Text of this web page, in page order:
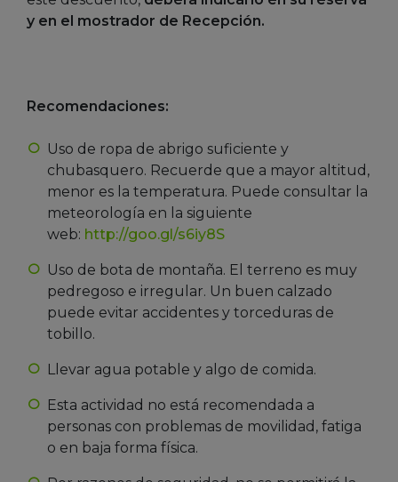
y en el mostrador de Recepción.
Recomendaciones:
Uso de ropa de abrigo suficiente y
chubasquero. Recuerde que a mayor altitud,
menor es la temperatura. Puede consultar la
meteorología en la siguiente
web: http://goo.gl/s6iy8S
Uso de bota de montaña. El terreno es muy
pedregoso e irregular. Un buen calzado
puede evitar accidentes y torceduras de
tobillo.
Llevar agua potable y algo de comida.
Esta actividad no está recomendada a
personas con problemas de movilidad, fatiga
o en baja forma física.